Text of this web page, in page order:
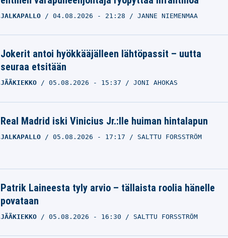
JALKAPALLO 04.08.2026 - 21:28 JANNE NIEMENMAA
Jokerit antoi hyökkääjälleen lähtöpassit – uutta
seuraa etsitään
JÄÄKIEKKO 05.08.2026 - 15:37 JONI AHOKAS
Real Madrid iski Vinicius Jr.:lle huiman hintalapun
JALKAPALLO 05.08.2026 - 17:17 SALTTU FORSSTRÖM
Patrik Laineesta tyly arvio – tällaista roolia hänelle
povataan
JÄÄKIEKKO 05.08.2026 - 16:30 SALTTU FORSSTRÖM